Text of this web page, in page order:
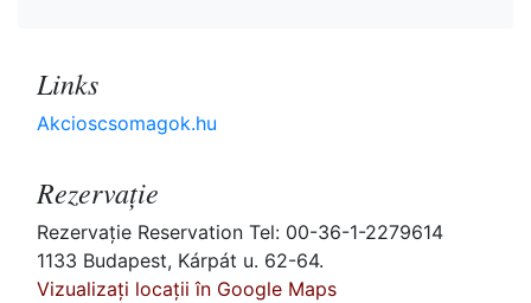
Links
Akcioscsomagok.hu
Rezervaţie
Rezervaţie Reservation Tel: 00-36-1-2279614
1133 Budapest, Kárpát u. 62-64.
Vizualizați locații în Google Maps